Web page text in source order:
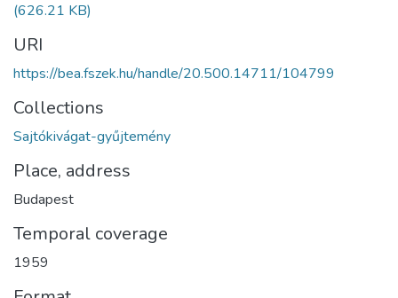
(626.21 KB)
URI
https://bea.fszek.hu/handle/20.500.14711/104799
Collections
Sajtókivágat-gyűjtemény
Place, address
Budapest
Temporal coverage
1959